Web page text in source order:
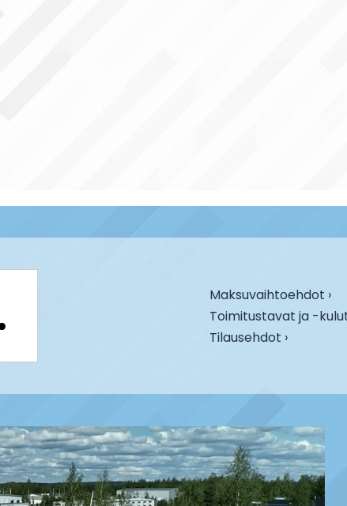
Maksuvaihtoehdot ›
Toimitustavat ja -
Tilausehdot ›